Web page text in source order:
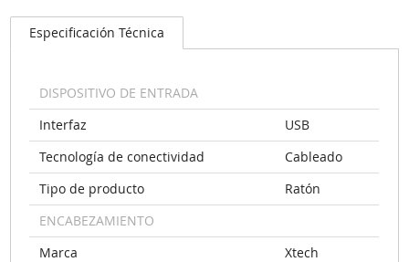
Especificación Técnica
DISPOSITIVO DE ENTRADA
Interfaz
USB
Tecnología de conectividad
Cableado
Tipo de producto
Ratón
ENCABEZAMIENTO
Marca
Xtech